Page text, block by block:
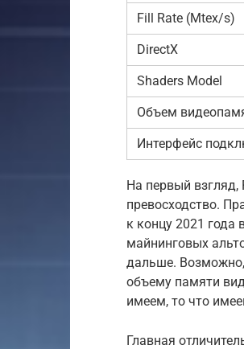
Fill Rate (Mtex/s)
DirectX
Shaders Model
Объем
Интерфейс
На первый взгляд,
превосходство.
к концу 2021 года
майнинговых
дальше.
объему памяти
имеем, то что
Главная